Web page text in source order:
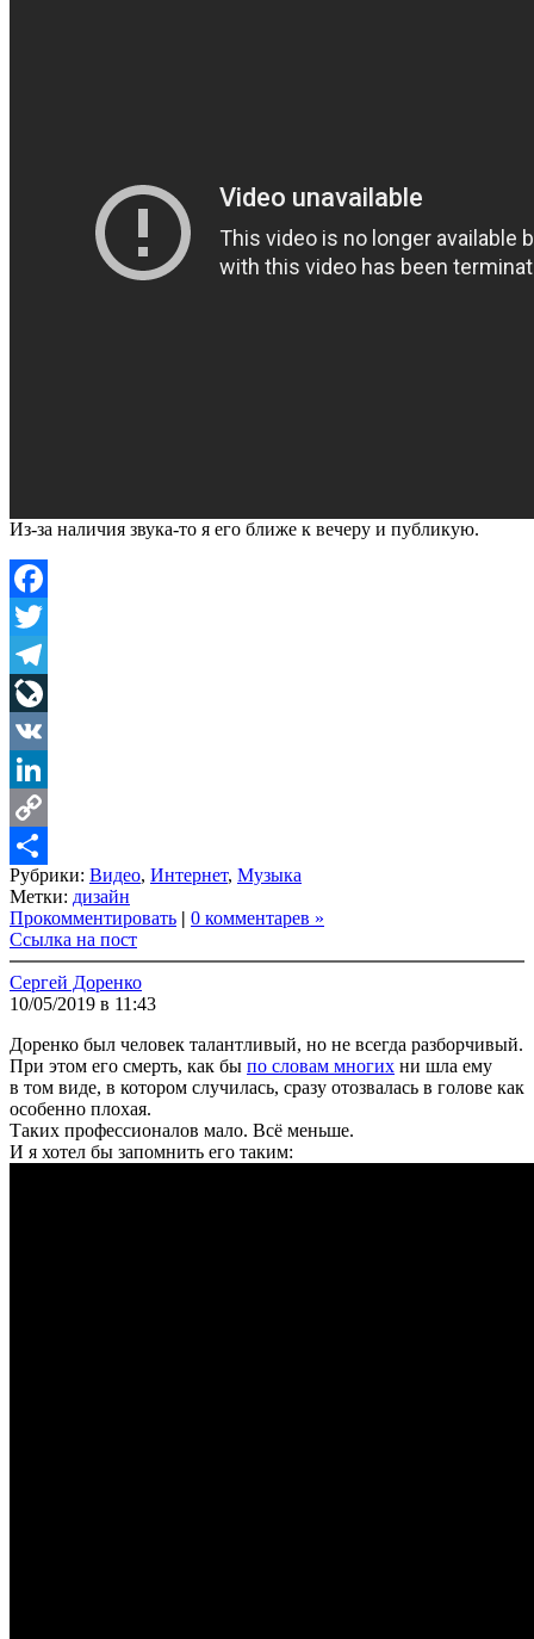
Из-за наличия звука-то я его ближе к вечеру и публикую.
Facebook
Twitter
Telegram
LiveJournal
VK
LinkedIn
Copy
Link
Share
Рубрики: Видео, Интернет, Музыка
Метки: дизайн
Прокомментировать | 0 комментарев »
Ссылка на пост
Сергей Доренко
10/05/2019 в 11:43
Доренко был человек талантливый, но не всегда разборчивый.
При этом его смерть, как бы по словам многих ни шла ему
в том виде, в котором случилась, сразу отозвалась в голове как
особенно плохая.
Таких профессионалов мало. Всё меньше.
И я хотел бы запомнить его таким: